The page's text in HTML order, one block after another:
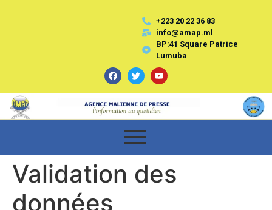
+223 20 22 36 83
info@amap.ml
BP:41 Square Patrice
Lumuba
Validation des
données